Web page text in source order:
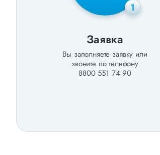
1
Заявка
Вы заполняете заявку или
звоните по телефону
8800 551 74 90